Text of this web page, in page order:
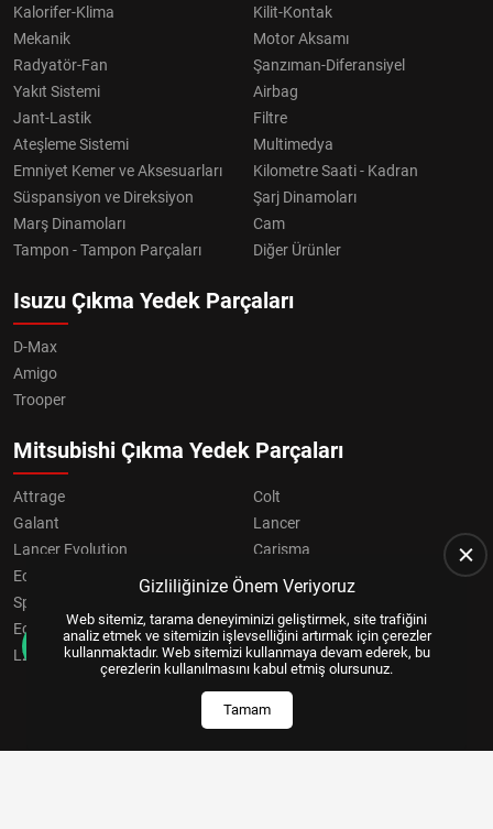
Kalorifer-Klima
Kilit-Kontak
Mekanik
Motor Aksamı
Radyatör-Fan
Şanzıman-Diferansiyel
Yakıt Sistemi
Airbag
Jant-Lastik
Filtre
Ateşleme Sistemi
Multimedya
Emniyet Kemer ve Aksesuarları
Kilometre Saati - Kadran
Süspansiyon ve Direksiyon
Şarj Dinamoları
Marş Dinamoları
Cam
Tampon - Tampon Parçaları
Diğer Ürünler
Isuzu Çıkma Yedek Parçaları
D-Max
Amigo
Trooper
Mitsubishi Çıkma Yedek Parçaları
Attrage
Colt
Galant
Lancer
Lancer Evolution
Carisma
Eclipse
Grandis
Space Star
Eclipse Cross
OUTLANDER
L200
Pajero
Gizliliğinize Önem Veriyoruz
Web sitemiz, tarama deneyiminizi geliştirmek, site trafiğini
analiz etmek ve sitemizin işlevselliğini artırmak için çerezler
kullanmaktadır. Web sitemizi kullanmaya devam ederek, bu
çerezlerin kullanılmasını kabul etmiş olursunuz.
Tamam